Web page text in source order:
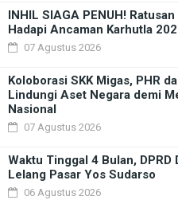
INHIL SIAGA PENUH!
Hadapi Ancaman Karhutla
07 Agustus 2026
Koloborasi SKK Migas, PHR
Lindungi Aset Negara demi
Nasional
07 Agustus 2026
Waktu Tinggal 4 Bulan,
Lelang Pasar Yos Sudarso
06 Agustus 2026